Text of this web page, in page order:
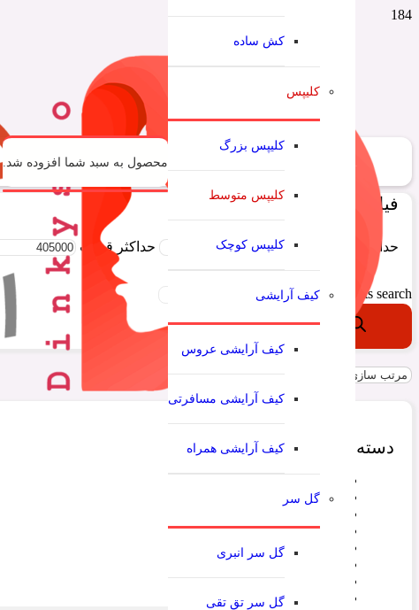
کش ساده
کلیپس
کلیپس بزرگ
کلیپس متوسط
کلیپس کوچک
کیف آرایشی
کیف آرایشی عروس
کیف آرایشی مسافرتی
کیف آرایشی همراه
گل سر
گل سر انبری
گل سر تق تقی
محصول به سبد شما افزوده شد.
فیلتر قیمت:
حداقل قیمت حداكثر قيمت
Products search
دسته‌‌بندی محصولات
بدون دسته بندی
عطر و ادکلن